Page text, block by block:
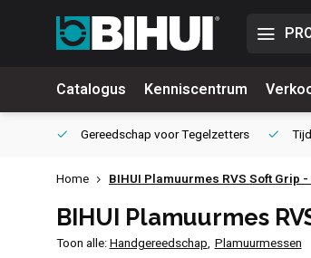
Catalogus Kenniscentrum
Gereedschap voorTegelzetters
Home BIHUI Plamuurmes RVS Soft Grip
BIHUI Plamuurmes
Toon alle:Handgereedschap, Plamuurmessen